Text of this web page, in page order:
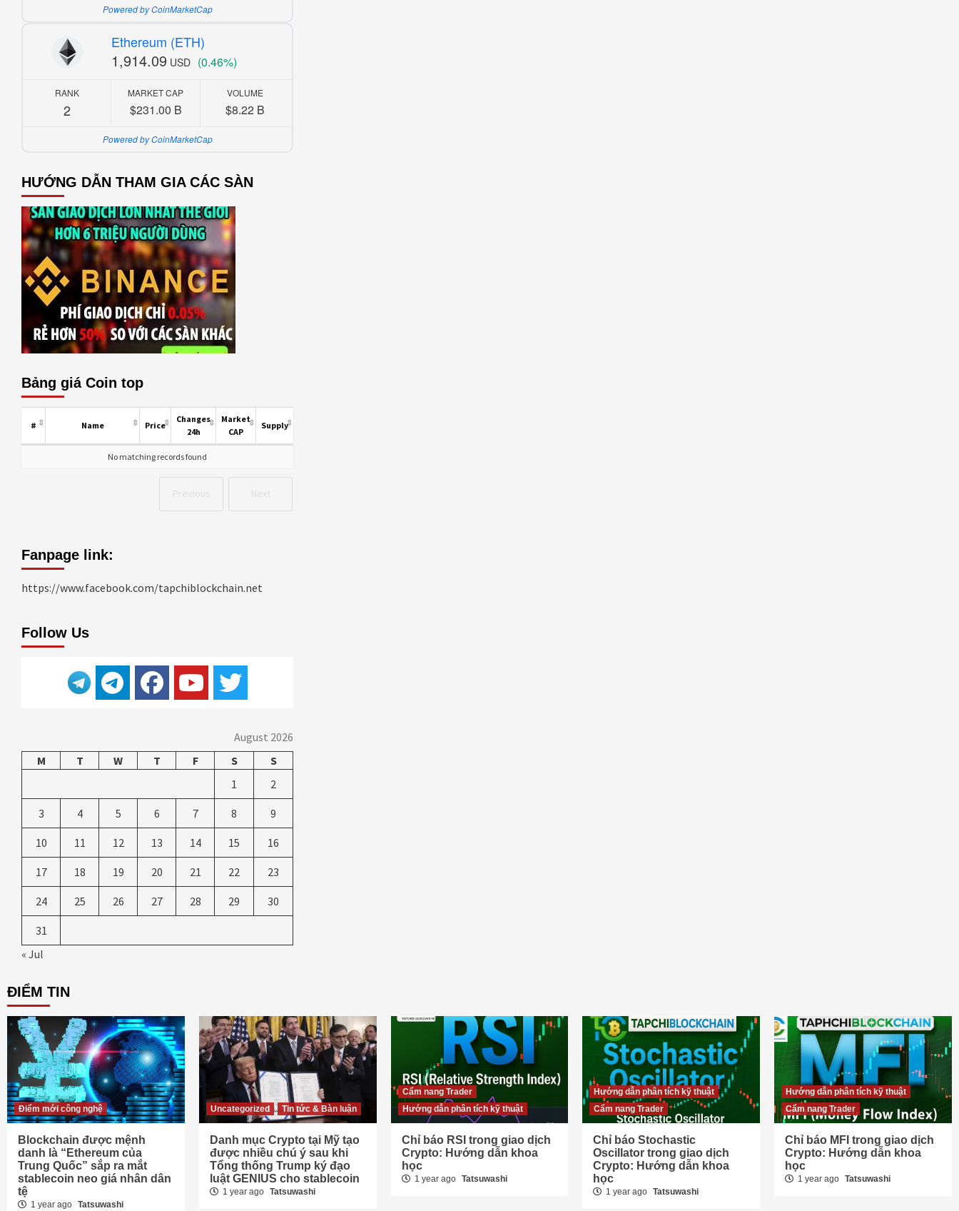
Powered by CoinMarketCap
Ethereum (ETH)
1,914.09 USD (0.46%)
RANK
2
MARKET CAP
$231.00 B
VOLUME
$8.22 B
Powered by CoinMarketCap
HƯỚNG DẪN THAM GIA CÁC SÀN
Bảng giá Coin top
Previous Next
# Name Price
Changes
24h
Market
CAP
Supply
No matching records found
Fanpage link:
https://www.facebook.com/tapchiblockchain.net
Follow Us
August 2026
M
T W T F S
S
1
2
3 4 5 6 7 8 9
10 11 12 13 14 15 16
17 18 19 20 21 22 23
24 25 26 27 28 29 30
31
« Jul
ĐIỂM TIN
Điểm mới công nghệ
Blockchain được mệnh
danh là “Ethereum của
Trung Quốc” sắp ra mắt
stablecoin neo giá nhân dân
tệ
1 year ago Tatsuwashi
Uncategorized Tin tức & Bàn luận
Danh mục Crypto tại Mỹ tạo
được nhiều chú ý sau khi
Tổng thống Trump ký đạo
luật GENIUS cho stablecoin
1 year ago Tatsuwashi
Cẩm nang Trader
Hướng dẫn phân tích kỹ thuật
Chỉ báo RSI trong giao dịch
Crypto: Hướng dẫn khoa
học
1 year ago Tatsuwashi
Hướng dẫn phân tích kỹ thuật
Cẩm nang Trader
Chỉ báo Stochastic
Oscillator trong giao dịch
Crypto: Hướng dẫn khoa
học
1 year ago Tatsuwashi
Hướng dẫn phân tích kỹ thuật
Cẩm nang Trader
Chỉ báo MFI trong giao dịch
Crypto: Hướng dẫn khoa
học
1 year ago Tatsuwashi